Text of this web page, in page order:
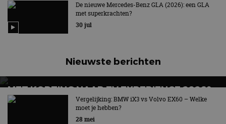
De nieuwe Mercedes-Benz GLA (2026): een GLA
met superkrachten?
30 jul
Nieuwste berichten
MET KORTING NAAR EV EXPERIENCE 2026?
AUTORAI REGELT HET!
EV Experience 2026 van 24 tot 26 september
Vergelijking: BMW iX3 vs Volvo EX60 – Welke
moet je hebben?
28 mei